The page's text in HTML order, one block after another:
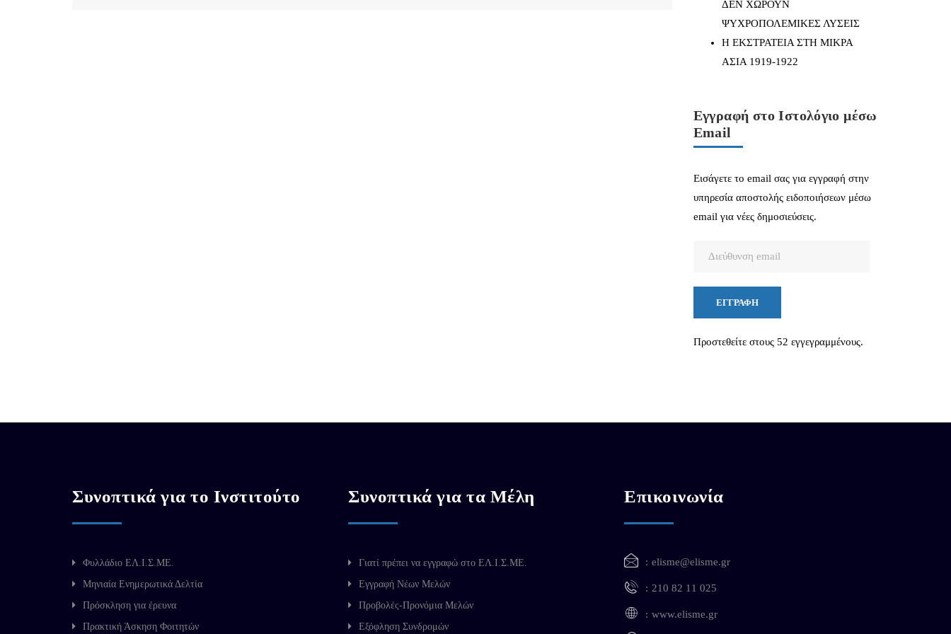
ΔΕΝ ΧΩΡΟΥΝ
ΨΥΧΡΟΠΟΛΕΜΙΚΕΣ ΛΥΣΕΙΣ
Η ΕΚΣΤΡΑΤΕΙΑ ΣΤΗ ΜΙΚΡΑ
ΑΣΙΑ 1919-1922
Εγγραφή στο Ιστολόγιο μέσω
Email
Εισάγετε το email σας για εγγραφή στην
υπηρεσία αποστολής ειδοποιήσεων μέσω
email για νέες δημοσιεύσεις.
ΕΓΓΡΑΦΉ
Προστεθείτε στους 52 εγγεγραμμένους.
Συνοπτικά για το Ινστιτούτο
Φυλλάδιο ΕΛ.Ι.Σ.ΜΕ.
Μηνιαία Ενημερωτικά Δελτία
Πρόσκληση για έρευνα
Πρακτική Άσκηση Φοιτητών
Συνοπτικά για τα Μέλη
Γιατί πρέπει να εγγραφώ στο ΕΛ.Ι.Σ.ΜΕ.
Εγγραφή Νέων Μελών
Προβολές-Προνόμια Μελών
Εξόφληση Συνδρομών
Επικοινωνία
elisme@elisme.gr
210 82 11 025
www.elisme.gr